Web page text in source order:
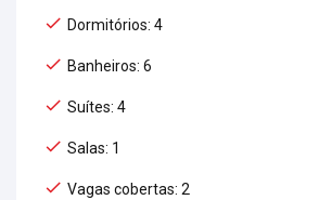
Dormitórios: 4
Banheiros: 6
Suítes: 4
Salas: 1
Vagas cobertas: 2